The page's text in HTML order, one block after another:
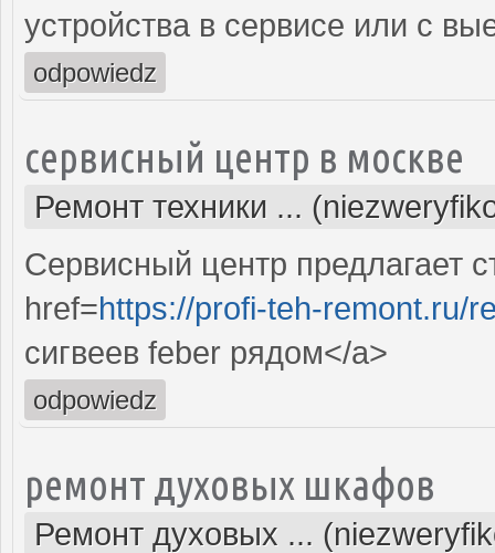
устройства в сервисе или с
odpowiedz
сервисный центр в москве
Ремонт техники ...
Сервисный центр предлагает
href=https://profi-teh-remont.ru/
сигвеев feber рядом</a>
odpowiedz
ремонт духовых шкафов
Ремонт духовых ...